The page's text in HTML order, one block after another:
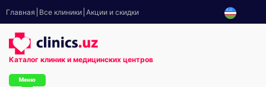
Главная Все клиники Акции и скидки
Каталог клиник и медицинских центров